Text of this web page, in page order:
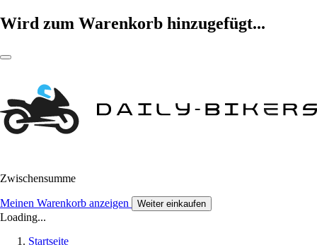
Wird zum Warenkorb hinzugefügt...
Zwischensumme
Meinen Warenkorb anzeigen Weiter einkaufen
Loading...
Startseite